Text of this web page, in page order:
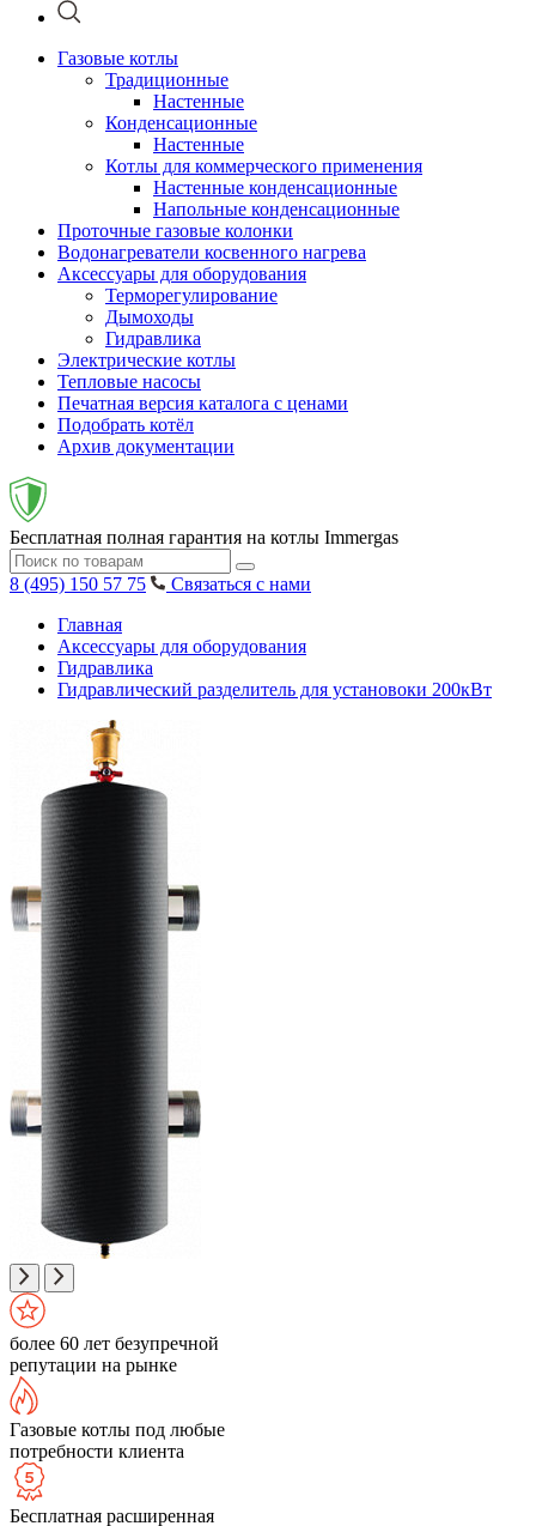
Газовые котлы
Традиционные
Настенные
Конденсационные
Настенные
Котлы для коммерческого применения
Настенные конденсационные
Напольные конденсационные
Проточные газовые колонки
Водонагреватели косвенного нагрева
Аксессуары для оборудования
Терморегулирование
Дымоходы
Гидравлика
Электрические котлы
Тепловые насосы
Печатная версия каталога с ценами
Подобрать котёл
Архив документации
Бесплатная полная гарантия на котлы Immergas
8 (495) 150 57 75
Связаться с нами
Главная
Аксессуары для оборудования
Гидравлика
Гидравлический разделитель для установоки 200кВт
более 60 лет безупречной
репутации на рынке
Газовые котлы под любые
потребности клиента
Бесплатная расширенная